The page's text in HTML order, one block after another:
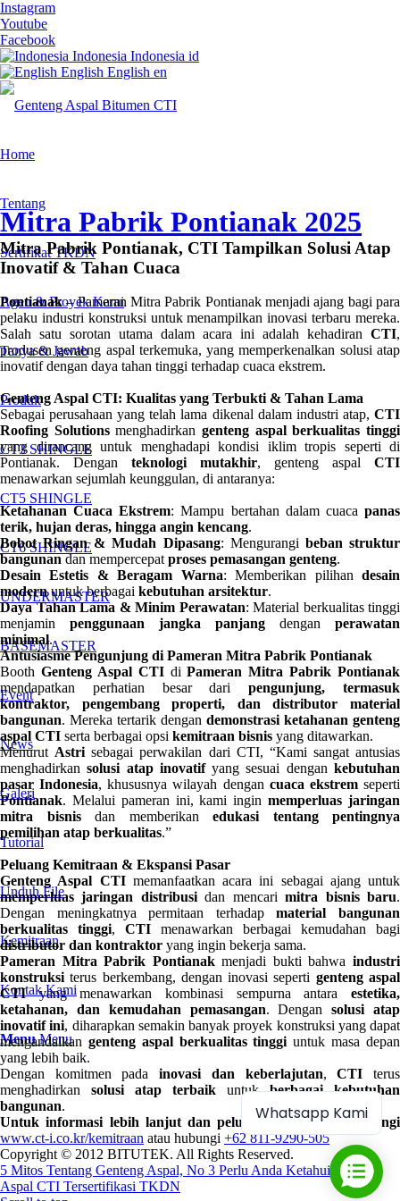
Instagram
Youtube
Facebook
Indonesia Indonesia id
English English en
Home
Tentang
Sertifikat TKDN
Agen & Proyek Kami
Tanya & Jawab
Produk
CT3 SHINGLE
CT5 SHINGLE
CT6 SHINGLE
UNDERMASTER
BASEMASTER
Event
News
Galeri
Tutorial
Unduh File
Kemitraan
Kontak Kami
Menu Menu
Mitra Pabrik Pontianak 2025
Mitra Pabrik Pontianak, CTI Tampilkan Solusi Atap
Inovatif & Tahan Cuaca
Pontianak– Pameran Mitra Pabrik Pontianak menjadi ajang bagi para
pelaku industri konstruksi untuk menampilkan inovasi terbaru mereka.
Salah satu sorotan utama dalam acara ini adalah kehadiran CTI,
produsen genteng aspal terkemuka, yang memperkenalkan solusi atap
inovatif dengan daya tahan tinggi terhadap cuaca ekstrem.
Genteng Aspal CTI: Kualitas yang Terbukti & Tahan Lama
Sebagai perusahaan yang telah lama dikenal dalam industri atap, CTI
Roofing Solutionsmenghadirkangenteng aspal berkualitas tinggi
yang dirancang untuk menghadapi kondisi iklim tropis seperti di
Pontianak. Dengan teknologi mutakhir, genteng aspal CTI
menawarkan sejumlah keunggulan, di antaranya:
Ketahanan Cuaca Ekstrem: Mampu bertahan dalam cuacapanas
terik, hujan deras, hingga angin kencang.
Bobot Ringan & Mudah Dipasang: Mengurangi beban struktur
bangunandan mempercepat proses pemasangan genteng.
Desain Estetis & Beragam Warna: Memberikan pilihandesain
modernuntuk berbagai kebutuhan arsitektur.
Daya Tahan Lama & Minim Perawatan: Material berkualitas tinggi
menjamin penggunaan jangka panjang dengan perawatan
minimal.
Antusiasme Pengunjung di Pameran Mitra Pabrik Pontianak
Booth Genteng Aspal CTIdiPameran Mitra Pabrik Pontianak
mendapatkan perhatian besar daripengunjung, termasuk
kontraktor, pengembang properti, dan distributor material
bangunan. Mereka tertarik dengan demonstrasi ketahanan genteng
aspal CTI serta berbagai opsi kemitraan bisnis yang ditawarkan.
Menurut Astri sebagai perwakilan dari CTI, “Kami sangat antusias
menghadirkan solusi atap inovatifyang sesuai dengankebutuhan
pasar Indonesia, khususnya wilayah dengan cuaca ekstremseperti
Pontianak. Melalui pameran ini, kami inginmemperluas jaringan
mitra bisnisdan memberikan edukasi tentang pentingnya
pemilihan atap berkualitas.”
Peluang Kemitraan & Ekspansi Pasar
Genteng Aspal CTImemanfaatkan acara ini sebagai ajang untuk
memperluas jaringan distribusidan mencarimitra bisnis baru.
Dengan meningkatnya permitaan terhadapmaterial bangunan
berkualitas tinggi, CTI menawarkan berbagai kemudahan bagi
distributor dan kontraktor yang ingin bekerja sama.
Pameran Mitra Pabrik Pontianakmenjadi bukti bahwaindustri
konstruksi terus berkembang, dengan inovasi seperti genteng aspal
CTIyang menawarkan kombinasi sempurna antara estetika,
ketahanan, dan kemudahan pemasangan. Dengansolusi atap
inovatif ini, diharapkan semakin banyak proyek konstruksi yang dapat
mengandalkan genteng aspal berkualitas tinggi untuk masa depan
yang lebih baik.
Dengan komitmen padainovasi dan keberlajutan,CTI terus
menghadirkan solusi atap terbaik untukberbagai kebutuhan
bangunan.
Untuk informasi lebih lanjut dan peluang kemitraan, kunjungi
www.ct-i.co.kr/kemitraan atau hubungi +62 811-9290-505
Copyright © 2012 BITUTEK. All Rights Reserved.
5 Mitos Tentang Genteng Aspal, No 3 Perlu Anda Ketahui Genteng
Aspal CTI Tersertifikasi TKDN
Whatsapp Kami